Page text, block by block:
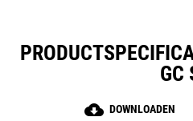
GC
cloud_download DOWNLOADEN